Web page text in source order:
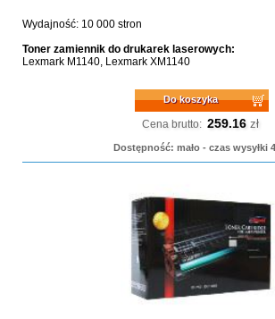
Wydajność: 10 000 stron
Toner zamiennik do drukarek laserowych:
Lexmark M1140, Lexmark XM1140
Do koszyka
Cena brutto: 259.16 zł
Dostępność: mało - czas wysyłki